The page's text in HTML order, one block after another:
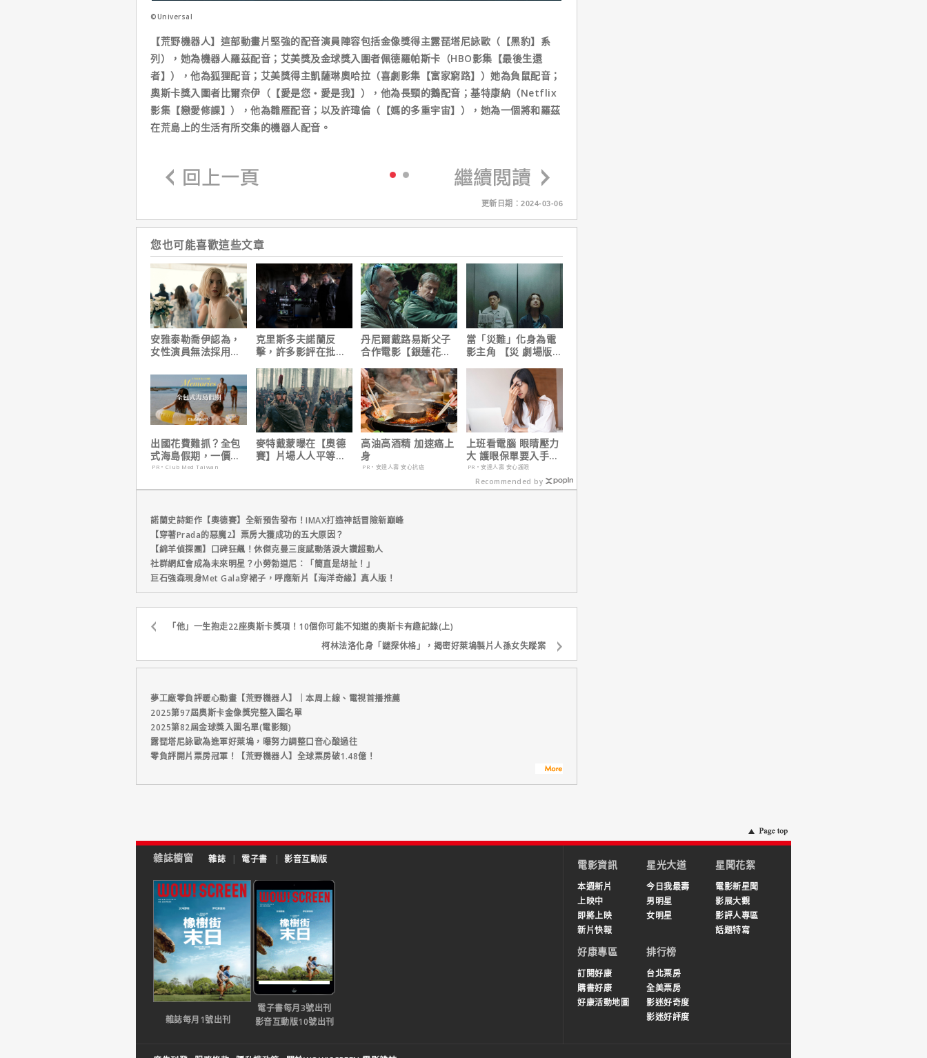
©Universal
【荒野機器人】這部動畫片堅強的配音演員陣容包括金像獎得主露琵塔尼詠歐（【黑豹】系
列），她為機器人羅茲配音；艾美獎及金球獎入圍者佩德羅帕斯卡（HBO影集【最後生還
者】），他為狐狸配音；艾美獎得主凱薩琳奧哈拉（喜劇影集【富家窮路】）她為負鼠配音；
奧斯卡獎入圍者比爾奈伊（【愛是您・愛是我】），他為長頸的鵝配音；基特康納（Netflix
影集【戀愛修課】），他為雛雁配音；以及許瑋倫（【媽的多重宇宙】），她為一個將和羅茲
在荒島上的生活有所交集的機器人配音。
更新日期：2024-03-06
您也可能喜歡這些文章
安雅泰勒喬伊認為，
女性演員無法採用方
克里斯多夫諾蘭反
擊，許多影評在批評
缺陷」！
丹尼爾戴路易斯父子
合作電影【銀蓮花】
播推薦
當「災難」化身為電
影主角 【災 劇場版】
出國花費難抓？全包
式海島假期，一價搞
定食宿玩樂，省錢更
PR・Club Med Taiwan
麥特戴蒙曝在【奧德
賽】片場人人平等，
高油高酒精 加速癌上
身
PR・安達人壽 安心抗癌
上班看電腦 眼睛壓力
大 護眼保單要入手
【安心護眼定期眼睛
險】
PR・安達人壽 安心護眼
Recommended by
諾蘭史詩鉅作【奧德賽】全新預告發布！IMAX打造神話冒險新巔峰
【穿著Prada的惡魔2】票房大獲成功的五大原因？
【綿羊偵探團】口碑狂飆！休傑克曼三度感動落淚大讚超動人
社群網紅會成為未來明星？小勞勃道尼：「簡直是胡扯！」
巨石強森現身Met Gala穿裙子，呼應新片【海洋奇緣】真人版！
「他」一生抱走22座奧斯卡獎項！10個你可能不知道的奧斯卡有趣記錄(上)
柯林法洛化身「謎探休格」，揭密好萊塢製片人孫女失蹤案
夢工廠零負評暖心動畫【荒野機器人】｜本周上線、電視首播推薦
2025第97屆奧斯卡金像獎完整入圍名單
2025第82屆金球獎入圍名單(電影類)
露琵塔尼詠歐為進軍好萊塢，曝努力調整口音心酸過往
零負評開片票房冠軍！【荒野機器人】全球票房破1.48億！
雜誌櫥窗 雜誌 | 電子書 | 影音互動版
雜誌每月1號出刊
電子書每月3號出刊
影音互動版10號出刊
電影資訊
本週新片
上映中
即將上映
新片快報
星光大道
今日我最壽
男明星
女明星
星聞花絮
電影新星聞
影展大觀
影評人專區
話題特寫
好康專區
訂閱好康
購書好康
好康活動地圖
排行榜
台北票房
全美票房
影迷好奇度
影迷好評度